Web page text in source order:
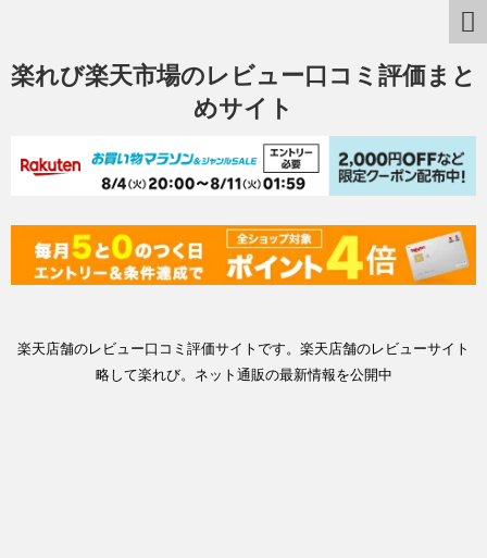
楽れび楽天市場のレビュー口コミ評価まと
めサイト
楽天店舗のレビュー口コミ評価サイトです。楽天店舗のレビューサイト
略して楽れび。ネット通販の最新情報を公開中